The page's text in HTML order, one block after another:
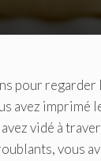
pour
avez imprimé
vidé à
vous